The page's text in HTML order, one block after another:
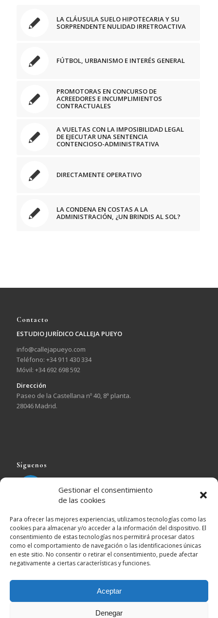
Gestionar el consentimiento
de las cookies
Para ofrecer las mejores experiencias, utilizamos tecnologías como las
cookies para almacenar y/o acceder a la información del dispositivo. El
consentimiento de estas tecnologías nos permitirá procesar datos
como el comportamiento de navegación o las identificaciones únicas
en este sitio. No consentir o retirar el consentimiento, puede afectar
negativamente a ciertas características y funciones.
Aceptar
Denegar
LA CLÁUSULA SUELO HIPOTECARIA Y SU
SORPRENDENTE NULIDAD IRRETROACTIVA
FÚTBOL, URBANISMO E INTERÉS GENERAL
PROMOTORAS EN CONCURSO DE
ACREEDORES E INCUMPLIMIENTOS
CONTRACTUALES
A VUELTAS CON LA IMPOSIBILIDAD LEGAL
DE EJECUTAR UNA SENTENCIA
CONTENCIOSO-ADMINISTRATIVA
DIRECTAMENTE OPERATIVO
LA CONDENA EN COSTAS A LA
ADMINISTRACIÓN, ¿UN BRINDIS AL SOL?
Contacto
ESTUDIO JURÍDICO CALLEJA PUEYO
info@callejapueyo.com
Teléfono: +34 911 430 334
Móvil: +34 692 698 592
Dirección
Paseo de la Castellana nº 40, 8ª planta.
28046 Madrid.
Síguenos
EJ Calleja Pueyo
EJ Calleja Pueyo Retuiteado
Imperio Estoico. @imperioestoico 7 Ago
"La paciencia no es pasividad. Es fortaleza en calma."
— Fulton J. Sheen
Esperar con criterio exige mucho más autocontrol que
10 20 Twitter
This is a notification that can be used for cookie consent or